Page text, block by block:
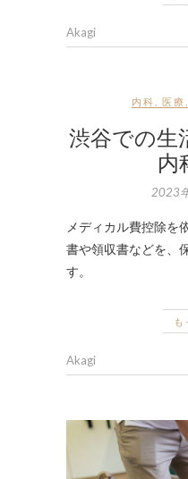
Akagi
内科 医療
渋谷での生
内
2023
メディカル費控除を
書や領収書などを、
す。
も
Akagi